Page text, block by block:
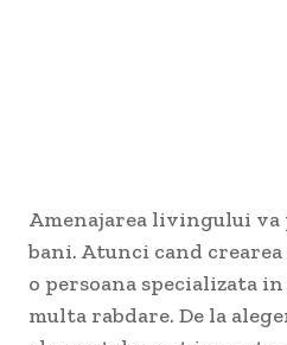
Amenajarea livingului
bani. Atunci cand
o persoana specializata
multa rabdare. De la